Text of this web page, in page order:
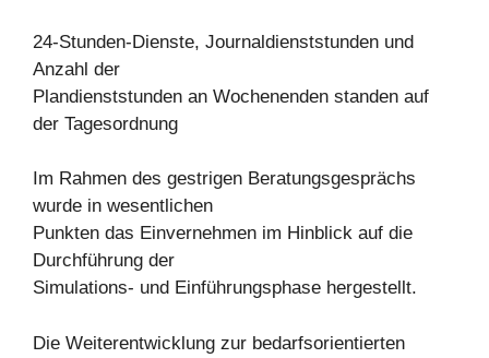
24-Stunden-Dienste, Journaldienststunden und
Anzahl der
Plandienststunden an Wochenenden standen auf
der Tagesordnung
Im Rahmen des gestrigen Beratungsgesprächs
wurde in wesentlichen
Punkten das Einvernehmen im Hinblick auf die
Durchführung der
Simulations- und Einführungsphase hergestellt.
Die Weiterentwicklung zur bedarfsorientierten